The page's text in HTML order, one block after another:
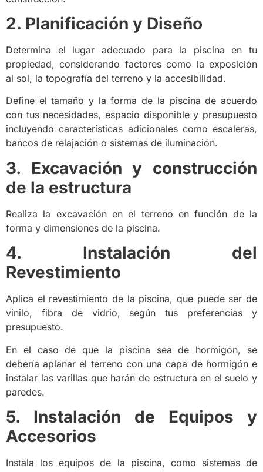
2. Planificación y Diseño
Determina el lugar adecuado para la piscina en tu
propiedad, considerando factores como la exposición
al sol, la topografía del terreno y la accesibilidad.
Define el tamaño y la forma de la piscina de acuerdo
con tus necesidades, espacio disponible y presupuesto
incluyendo características adicionales como escaleras,
bancos de relajación o sistemas de iluminación.
3. Excavación y construcción
de la estructura
Realiza la excavación en el terreno en función de la
forma y dimensiones de la piscina.
4. Instalación del
Revestimiento
Aplica el revestimiento de la piscina, que puede ser de
vinilo, fibra de vidrio, según tus preferencias y
presupuesto.
En el caso de que la piscina sea de hormigón, se
debería aplanar el terreno con una capa de hormigón e
instalar las varillas que harán de estructura en el suelo y
paredes.
5. Instalación de Equipos y
Accesorios
Instala los equipos de la piscina, como sistemas de